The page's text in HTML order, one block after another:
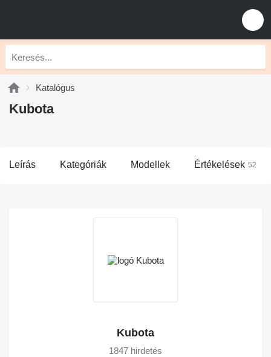
Katalógus
Kubota
Leírás Kategóriák Modellek Értékelések 52
Kubota
1847 hirdetés